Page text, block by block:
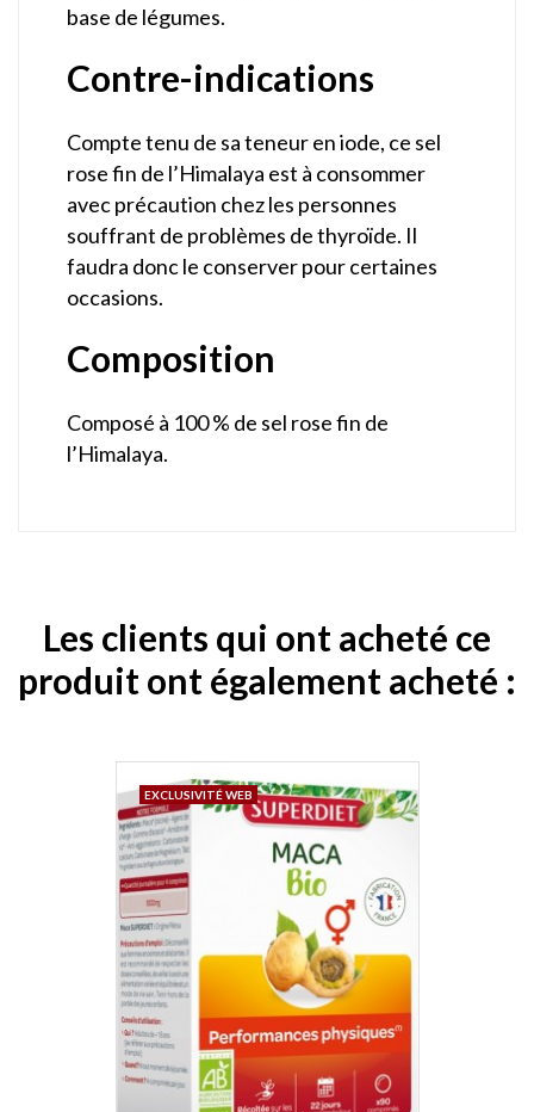
base de légumes.
Contre-indications
Compte tenu de sa teneur en iode, ce sel
rose fin de l’Himalaya est à consommer
avec précaution chez les personnes
souffrant de problèmes de thyroïde. Il
faudra donc le conserver pour certaines
occasions.
Composition
Composé à 100 % de sel rose fin de
l’Himalaya.
Les clients qui ont acheté ce
produit ont également acheté :
EXCLUSIVITÉ WEB